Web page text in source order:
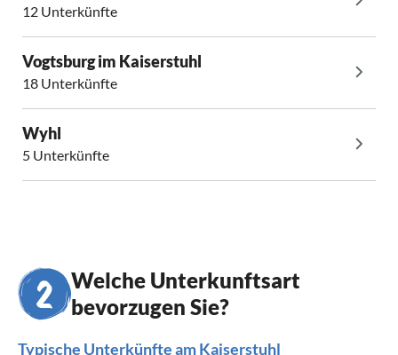
12 Unterkünfte
Vogtsburg im Kaiserstuhl
18 Unterkünfte
Wyhl
5 Unterkünfte
Welche Unterkunftsart
bevorzugen Sie?
Typische Unterkünfte am Kaiserstuhl